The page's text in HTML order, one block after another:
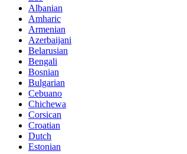
Albanian
Amharic
Armenian
Azerbaijani
Belarusian
Bengali
Bosnian
Bulgarian
Cebuano
Chichewa
Corsican
Croatian
Dutch
Estonian